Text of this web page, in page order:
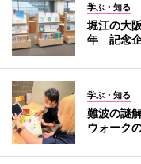
学ぶ・知る
堀江の大
年 記念
学ぶ・知る
難波の謎
ウォーク